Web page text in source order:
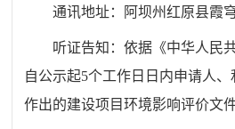
通讯地址：阿坝州红原县霞
听证告知：依据《中华人民
自公示起5个工作日日内申请人
作出的建设项目环境影响评价文